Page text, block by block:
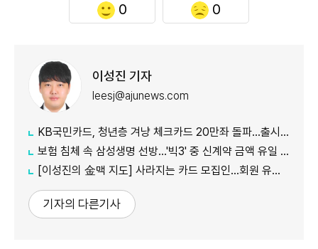
0 0
이성진 기자
leesj@ajunews.com
KB국민카드, 청년층 겨냥 체크카드 20만좌 돌파…출시 8개월만
보험 침체 속 삼성생명 선방…'빅3' 중 신계약 금액 유일 증가
[이성진의 金맥 지도] 사라지는 카드 모집인…회원 유치도 '디지털 전환'
기자의 다른기사